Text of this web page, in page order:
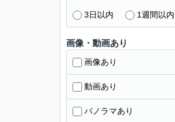
3日以内 1週間以内
画像・動画あり
画像あり
動画あり
パノラマあり